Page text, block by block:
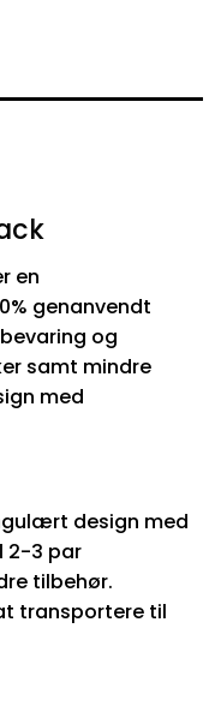
en
genanvendt
og
samt mindre
med
design med
2-3 par
tilbehør.
transportere til